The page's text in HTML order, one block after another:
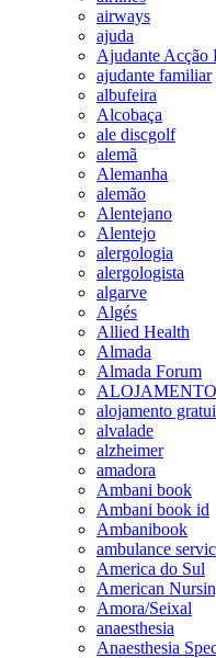
airways
ajuda
Ajudante Acção
ajudante familiar
albufeira
Alcobaça
ale discgolf
alemã
Alemanha
alemão
Alentejano
Alentejo
alergologia
alergologista
algarve
Algés
Allied Health
Almada
Almada Forum
ALOJAMENTO
alojamento
alvalade
alzheimer
amadora
Ambani book
Ambani book id
Ambanibook
ambulance
America do Sul
American
Amora/Seixal
anaesthesia
Anaesthesia